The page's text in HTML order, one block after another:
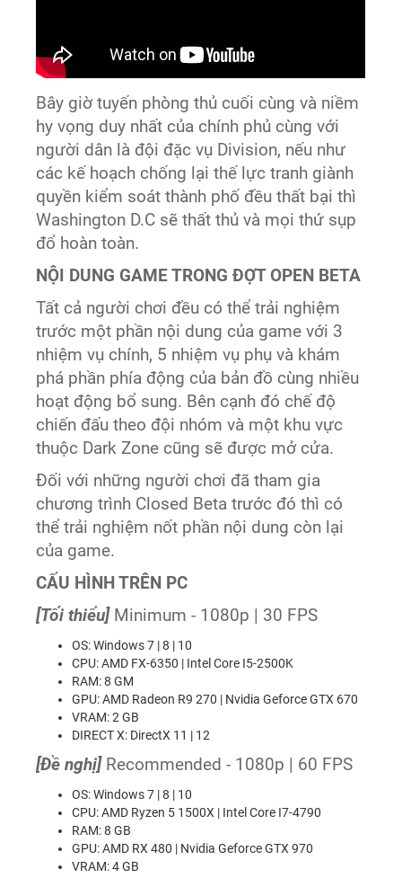
Bây giờ tuyến phòng thủ cuối cùng và niềm
hy vọng duy nhất của chính phủ cùng với
người dân là đội đặc vụ Division, nếu như
các kế hoạch chống lại thế lực tranh giành
quyền kiểm soát thành phố đều thất bại thì
Washington D.C sẽ thất thủ và mọi thứ sụp
đổ hoàn toàn.
NỘI DUNG GAME TRONG ĐỢT OPEN BETA
Tất cả người chơi đều có thể trải nghiệm
trước một phần nội dung của game với 3
nhiệm vụ chính, 5 nhiệm vụ phụ và khám
phá phần phía động của bản đồ cùng nhiều
hoạt động bổ sung. Bên cạnh đó chế độ
chiến đấu theo đội nhóm và một khu vực
thuộc Dark Zone cũng sẽ được mở cửa.
Đối với những người chơi đã tham gia
chương trình Closed Beta trước đó thì có
thể trải nghiệm nốt phần nội dung còn lại
của game.
CẤU HÌNH TRÊN PC
[Tối thiểu]Minimum - 1080p | 30 FPS
OS: Windows 7 | 8 | 10
CPU: AMD FX-6350 | Intel Core I5-2500K
RAM: 8 GM
GPU: AMD Radeon R9 270 | Nvidia Geforce GTX 670
VRAM: 2 GB
DIRECT X: DirectX 11 | 12
[Đề nghị]Recommended - 1080p | 60 FPS
OS: Windows 7 | 8 | 10
CPU: AMD Ryzen 5 1500X | Intel Core I7-4790
RAM: 8 GB
GPU: AMD RX 480 | Nvidia Geforce GTX 970
VRAM: 4 GB